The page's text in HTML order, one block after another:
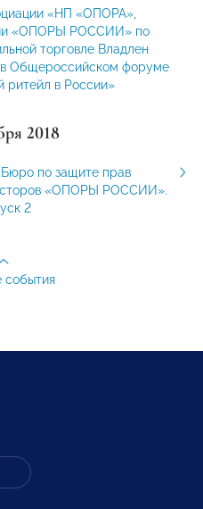
«НП «ОПОРА»,
«ОПОРЫ РОССИИ» по
торговле Владлен
в Общероссийском форуме
ритейл в России»
2018
по защите прав
«ОПОРЫ РОССИИ».
2
события